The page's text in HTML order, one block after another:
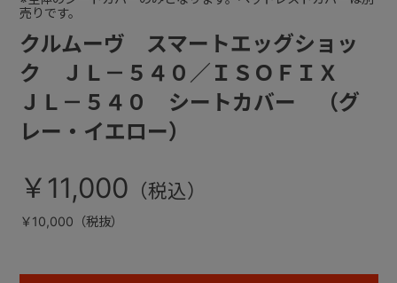
クルムーヴ スマートエッグショッ
ク ＪＬ－５４０／ＩＳＯＦＩＸ
ＪＬ－５４０ シートカバー （グ
レー・イエロー）
売りです。
￥11,000
￥10,000（税抜）